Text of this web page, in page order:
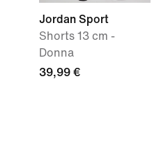
Jordan Sport
Shorts 13 cm -
Donna
39,99 €